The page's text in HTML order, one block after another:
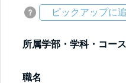
ピックアップに
所属学部・学科・コー
職名